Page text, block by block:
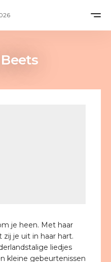
je heen. Met haar
je uit in haar hart.
liedjes
kleine gebeurtenissen